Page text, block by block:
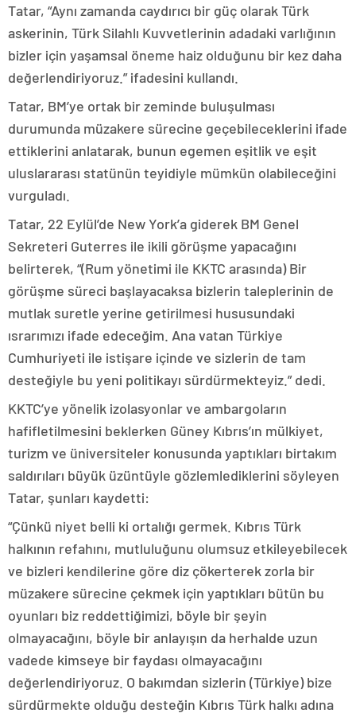
Tatar, “Aynı zamanda caydırıcı bir güç olarak Türk
askerinin, Türk Silahlı Kuvvetlerinin adadaki varlığının
bizler için yaşamsal öneme haiz olduğunu bir kez daha
değerlendiriyoruz.” ifadesini kullandı.
Tatar, BM’ye ortak bir zeminde buluşulması
durumunda müzakere sürecine geçebileceklerini ifade
ettiklerini anlatarak, bunun egemen eşitlik ve eşit
uluslararası statünün teyidiyle mümkün olabileceğini
vurguladı.
Tatar, 22 Eylül’de New York’a giderek BM Genel
Sekreteri Guterres ile ikili görüşme yapacağını
belirterek, “(Rum yönetimi ile KKTC arasında) Bir
görüşme süreci başlayacaksa bizlerin taleplerinin de
mutlak suretle yerine getirilmesi hususundaki
ısrarımızı ifade edeceğim. Ana vatan Türkiye
Cumhuriyeti ile istişare içinde ve sizlerin de tam
desteğiyle bu yeni politikayı sürdürmekteyiz.” dedi.
KKTC’ye yönelik izolasyonlar ve ambargoların
hafifletilmesini beklerken Güney Kıbrıs’ın mülkiyet,
turizm ve üniversiteler konusunda yaptıkları birtakım
saldırıları büyük üzüntüyle gözlemlediklerini söyleyen
Tatar, şunları kaydetti:
“Çünkü niyet belli ki ortalığı germek. Kıbrıs Türk
halkının refahını, mutluluğunu olumsuz etkileyebilecek
ve bizleri kendilerine göre diz çökerterek zorla bir
müzakere sürecine çekmek için yaptıkları bütün bu
oyunları biz reddettiğimizi, böyle bir şeyin
olmayacağını, böyle bir anlayışın da herhalde uzun
vadede kimseye bir faydası olmayacağını
değerlendiriyoruz. O bakımdan sizlerin (Türkiye) bize
sürdürmekte olduğu desteğin Kıbrıs Türk halkı adına